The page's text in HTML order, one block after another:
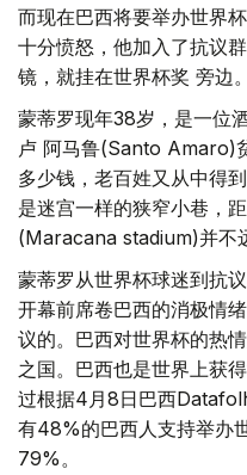
而现在巴西将要举办世界
十分愤怒，他加入了抗议
镜，就挂在世界杯奖 旁边。
蒙蒂罗现年38岁，是一位
卢 阿马鲁(Santo Amaro)
多少钱，老百姓又从中得
是迷宫一样的狭窄小巷，
(Maracana stadium)并不
蒙蒂罗从世界杯球迷到抗
开幕前席卷巴西的消极情
议的。巴西对世界杯的热
之国。巴西也是世界上获
过根据4月8日巴西
有48%的巴西人支持举办
79%。